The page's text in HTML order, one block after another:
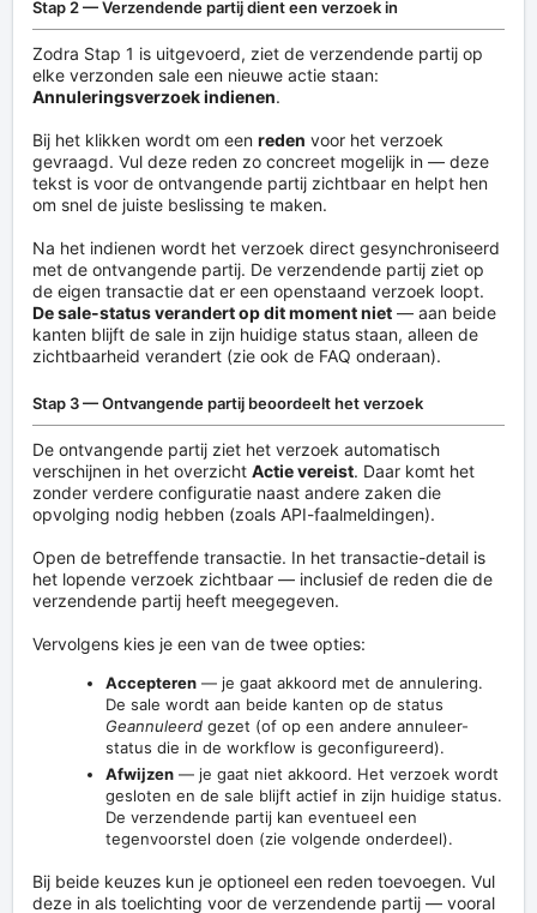
Stap 2 — Verzendende partij dient een verzoek in
Zodra Stap 1 is uitgevoerd, ziet de verzendende partij op
elke verzonden sale een nieuwe actie staan:
Annuleringsverzoek indienen.
Bij het klikken wordt om een reden voor het verzoek
gevraagd. Vul deze reden zo concreet mogelijk in — deze
tekst is voor de ontvangende partij zichtbaar en helpt hen
om snel de juiste beslissing te maken.
Na het indienen wordt het verzoek direct gesynchroniseerd
met de ontvangende partij. De verzendende partij ziet op
de eigen transactie dat er een openstaand verzoek loopt.
De sale-status verandert op dit moment niet — aan beide
kanten blijft de sale in zijn huidige status staan, alleen de
zichtbaarheid verandert (zie ook de FAQ onderaan).
Stap 3 — Ontvangende partij beoordeelt het verzoek
De ontvangende partij ziet het verzoek automatisch
verschijnen in het overzicht Actie vereist. Daar komt het
zonder verdere configuratie naast andere zaken die
opvolging nodig hebben (zoals API-faalmeldingen).
Open de betreffende transactie. In het transactie-detail is
het lopende verzoek zichtbaar — inclusief de reden die de
verzendende partij heeft meegegeven.
Vervolgens kies je een van de twee opties:
Accepteren — je gaat akkoord met de annulering.
De sale wordt aan beide kanten op de status
Geannuleerd gezet (of op een andere annuleer-
status die in de workflow is geconfigureerd).
Afwijzen — je gaat niet akkoord. Het verzoek wordt
gesloten en de sale blijft actief in zijn huidige status.
De verzendende partij kan eventueel een
tegenvoorstel doen (zie volgende onderdeel).
Bij beide keuzes kun je optioneel een reden toevoegen. Vul
deze in als toelichting voor de verzendende partij — vooral